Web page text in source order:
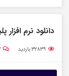
دانلود نرم
۳۲۸۳۹بازدید